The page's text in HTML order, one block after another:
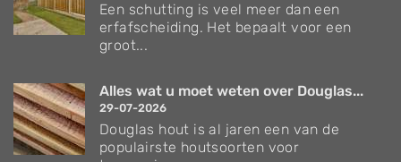
Een schutting is veel meer dan een
erfafscheiding. Het bepaalt voor een
groot...
Alles wat u moet weten over Douglas...
29-07-2026
Douglas hout is al jaren een van de
populairste houtsoorten voor